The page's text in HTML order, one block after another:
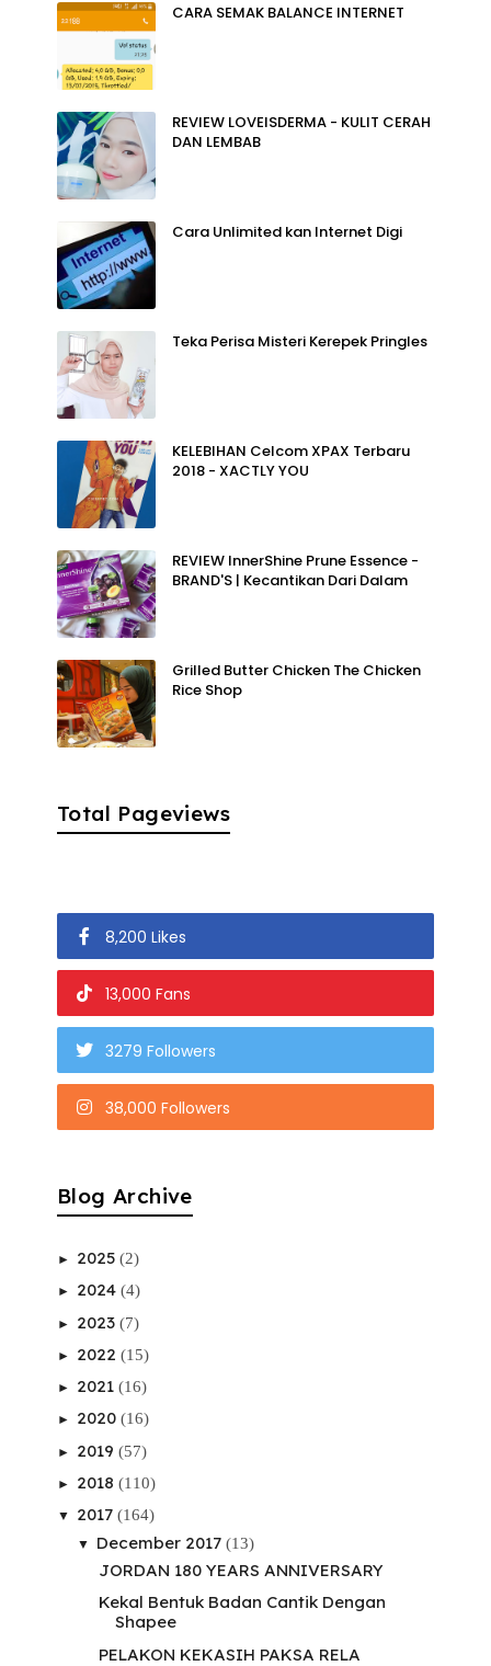
CARA SEMAK BALANCE INTERNET
REVIEW LOVEISDERMA - KULIT CERAH
DAN LEMBAB
Cara Unlimited kan Internet Digi
Teka Perisa Misteri Kerepek Pringles
KELEBIHAN Celcom XPAX Terbaru
2018 - XACTLY YOU
REVIEW InnerShine Prune Essence -
BRAND'S | Kecantikan Dari Dalam
Grilled Butter Chicken The Chicken
Rice Shop
Total Pageviews
8,200 Likes
13,000 Fans
3279 Followers
38,000 Followers
Blog Archive
► 2025 (2)
► 2024 (4)
► 2023 (7)
► 2022 (15)
► 2021 (16)
► 2020 (16)
► 2019 (57)
► 2018 (110)
▼ 2017 (164)
▼ December 2017 (13)
JORDAN 180 YEARS ANNIVERSARY
Kekal Bentuk Badan Cantik Dengan
Shapee
PELAKON KEKASIH PAKSA RELA